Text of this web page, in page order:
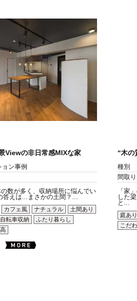
Viewの非日常感MIXな家
ョン事例
数が多く、収納場所に悩んでい
答えは...まさかの土間？...
カフェ風 ナチュラル
土間あり
自転車収納
ふたり暮らし
“木の
種別
間取り
「家
した
と...
庭あり
こだ